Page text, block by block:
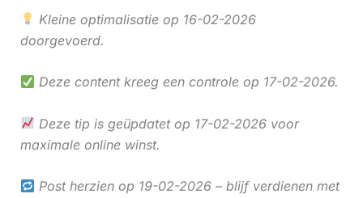
Kleine optimalisatie op 16-02-2026
doorgevoerd.
Deze content kreeg een controle op 17-02-2026.
Deze tip is geüpdatet op 17-02-2026 voor
maximale online winst.
Post herzien op 19-02-2026 – blijf verdienen met